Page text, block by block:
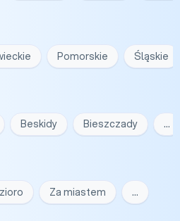
Pomorskie Śląskie
Beskidy Bieszczady …
Za miastem …